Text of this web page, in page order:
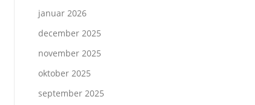
januar 2026
december 2025
november 2025
oktober 2025
september 2025